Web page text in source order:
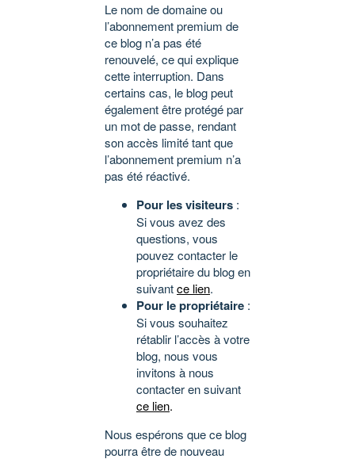
Le nom de domaine ou
l’abonnement premium de
ce blog n’a pas été
renouvelé, ce qui explique
cette interruption. Dans
certains cas, le blog peut
également être protégé par
un mot de passe, rendant
son accès limité tant que
l’abonnement premium n’a
pas été réactivé.
Pour les visiteurs :
Si vous avez des
questions, vous
pouvez contacter le
propriétaire du blog en
suivantce lien.
Pour le propriétaire :
Si vous souhaitez
rétablir l’accès à votre
blog, nous vous
invitons à nous
contacter en suivant
ce lien.
Nous espérons que ce blog
pourra être de nouveau